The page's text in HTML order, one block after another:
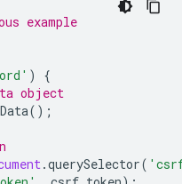
example
)
{
object
();
.querySelector(